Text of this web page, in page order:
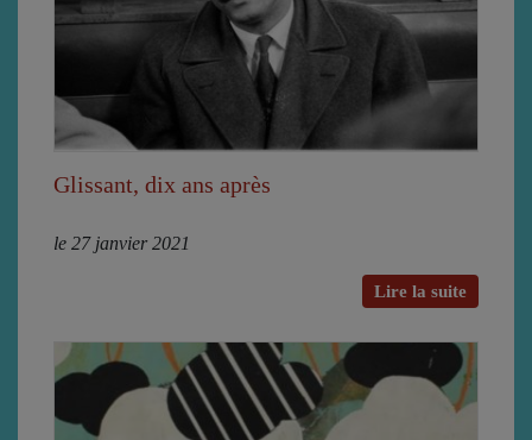
Glissant, dix ans après
le 27 janvier 2021
Lire la suite